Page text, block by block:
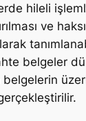
hileli
ve
belgeler
belgelerin